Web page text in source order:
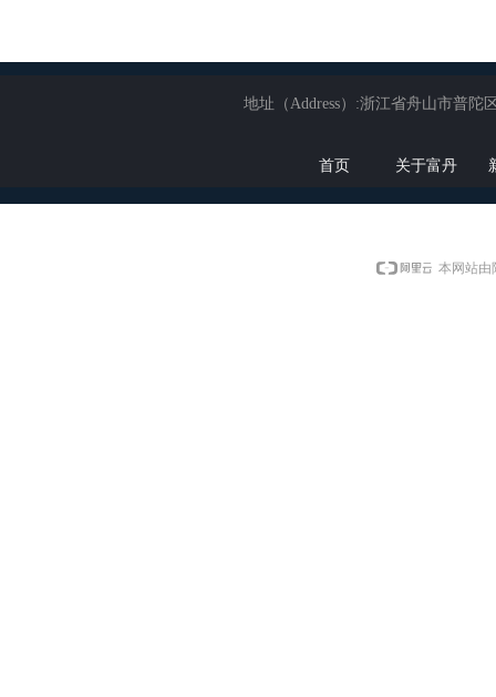
地址（Address）:浙江省舟山市普陀
首页 关于富丹
本网站由